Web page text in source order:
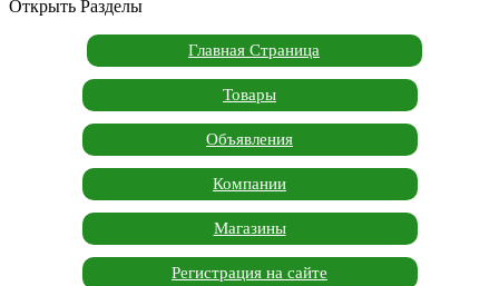
Открыть Разделы
Главная Страница
Товары
Объявления
Компании
Магазины
Регистрация на сайте